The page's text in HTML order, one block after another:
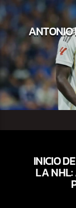
ANTONIO
INICIO
LA NHL: